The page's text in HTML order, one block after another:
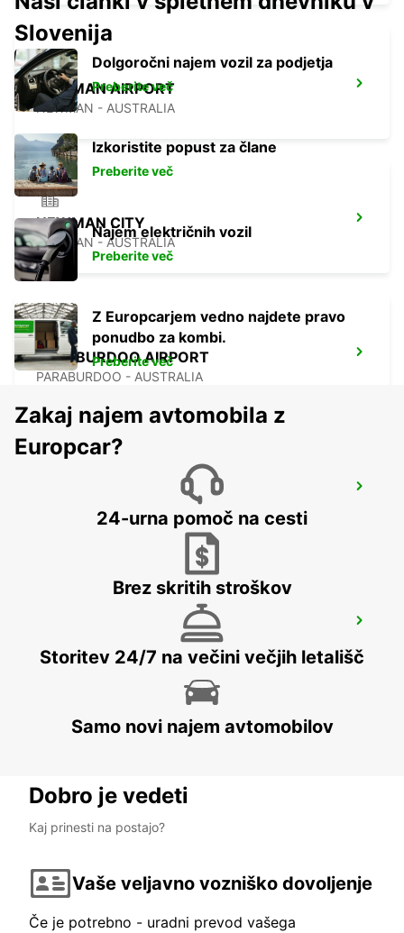
NEWMAN AIRPORT
NEWMAN - AUSTRALIA
NEWMAN CITY
NEWMAN - AUSTRALIA
PARABURDOO AIRPORT
PARABURDOO - AUSTRALIA
ONSLOW - AUSTRALIA
Slovenija
Dolgoročni najem vozil za podjetja
Preberite več
Izkoristite popust za člane
Preberite več
Najem električnih vozil
Preberite več
Z Europcarjem vedno najdete pravo
ponudbo za kombi.
Preberite več
Zakaj najem avtomobila z
Europcar?
24-urna pomoč na cesti
Brez skritih stroškov
Storitev 24/7 na večini večjih letališč
Samo novi najem avtomobilov
Dobro je vedeti
Kaj prinesti na postajo?
Vaše veljavno vozniško dovoljenje
Če je potrebno - uradni prevod vašega